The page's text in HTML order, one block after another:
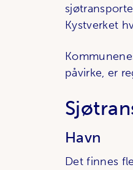
Kystverket
påvirke, er
Havn
Det finnes